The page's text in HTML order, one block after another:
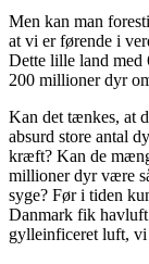
Men kan man
at vi er førende i
Dette lille land med
200 millioner dyr
Kan det tænkes, at
absurd store antal
kræft? Kan de
millioner dyr være
syge? Før i tiden
Danmark fik
gylleinficeret luft,